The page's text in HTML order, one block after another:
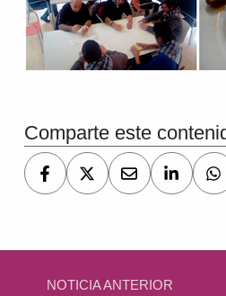
Volver a la navegación principal
Comparte este
Navegación de entradas
NOTICIA ANTERIOR